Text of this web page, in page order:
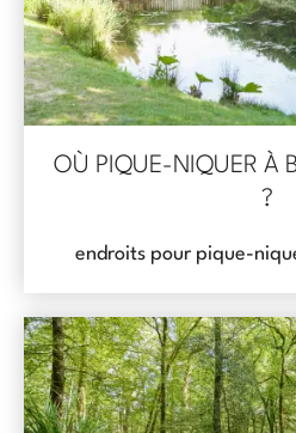
OÙ PIQUE-NIQUER À
?
endroits pour pique-